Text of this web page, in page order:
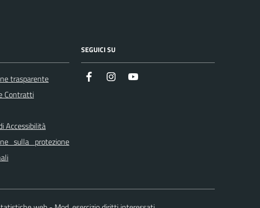
trasparente
Contratti
Accessibilità
sulla protezione
SEGUICI SU
Facebook Instagram